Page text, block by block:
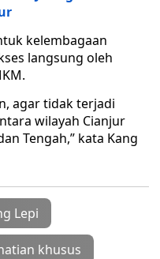
kelembagaan
langsung oleh
agar tidak terjadi
wilayah Cianjur
Tengah,” kata Kang
Lepi
khusus